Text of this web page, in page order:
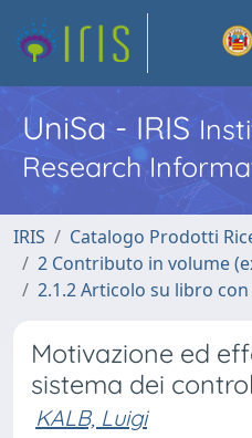
UniSa - IRIS
Research
IRIS
Catalogo Prodotti
2 Contributo in volume
2.1.2 Articolo su libro con
Motivazione ed
sistema dei
KALB, Luigi